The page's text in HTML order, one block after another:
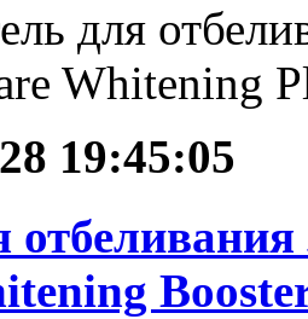
для
Whitening
19:45:05